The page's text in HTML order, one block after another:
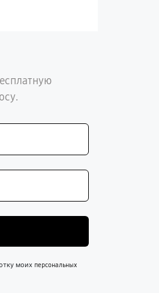
моих персональных